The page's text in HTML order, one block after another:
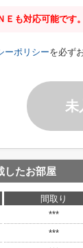
Ｅも対応可能です
ーポリシーを必ず
未
したお部屋
間取り
***
***